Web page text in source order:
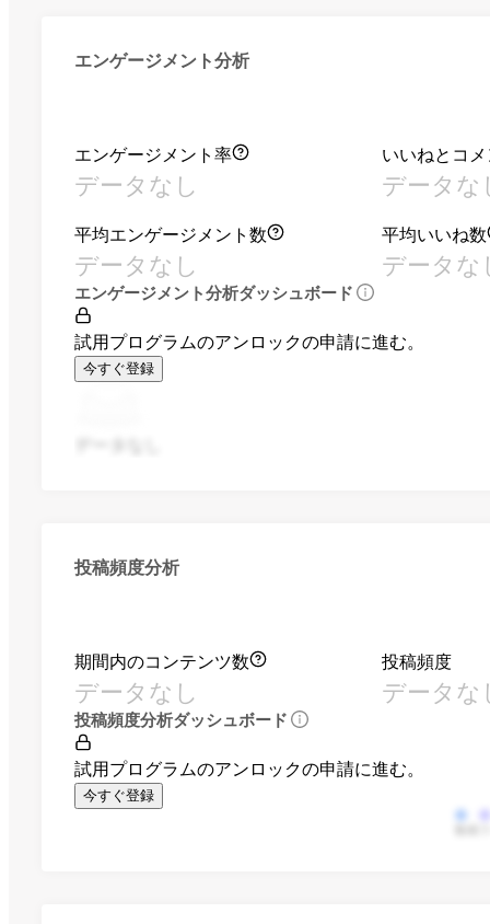
エンゲージメント分析
エンゲージメント率
データなし
いいねとコ
データな
平均エンゲージメント数
データなし
平均いいね数
データな
エンゲージメント分析ダッシュボード
試用プログラムのアンロックの申請に進む。
今すぐ登録
投稿頻度分析
期間内のコンテンツ数
データなし
投稿頻度
データな
投稿頻度分析ダッシュボード
試用プログラムのアンロックの申請に進む。
今すぐ登録